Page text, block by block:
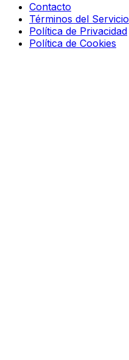
Contacto
Términos del Servicio
Política de Privacidad
Política de Cookies